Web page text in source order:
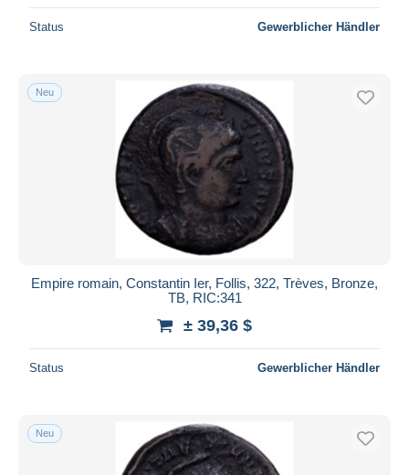
Status Gewerblicher Händler
Neu
Empire romain, Constantin Ier, Follis, 322, Trèves, Bronze,
TB, RIC:341
± 39,36 $
Status Gewerblicher Händler
Neu